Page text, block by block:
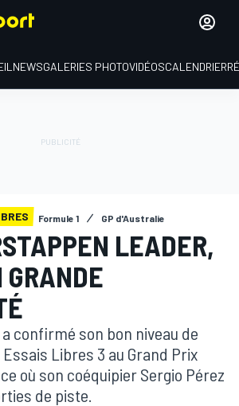
NEWSGALERIES PHOTOVIDÉOSCALENDRIER
Formule 1 GP d'Australie
LEADER,
GRANDE
confirmé son bon niveau de
Libres 3 au Grand Prix
où son coéquipier Sergio Pérez
de piste.